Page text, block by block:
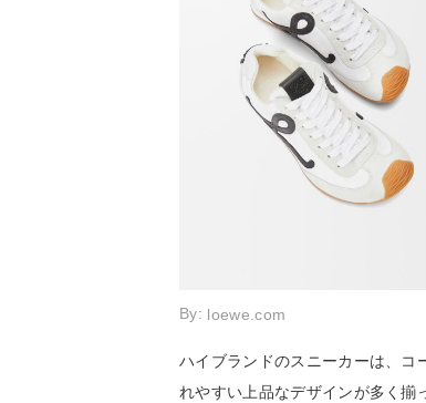
By: loewe.com
ハイブランドのスニーカーは、コ
れやすい上品なデザインが多く揃